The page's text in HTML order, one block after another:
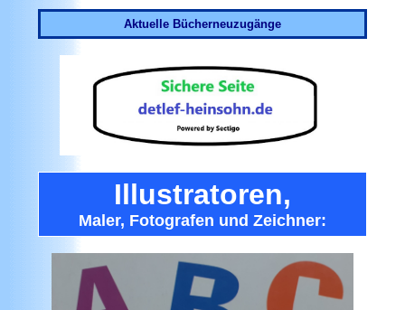
Aktuelle Bücherneuzugänge
Illustratoren,
Maler, Fotografen und Zeichner: